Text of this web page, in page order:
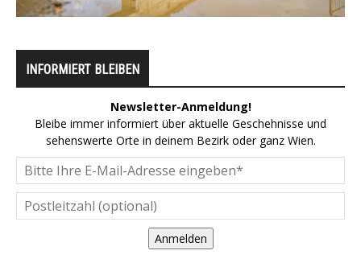
INFORMIERT BLEIBEN
Newsletter-Anmeldung!
Bleibe immer informiert über aktuelle Geschehnisse und
sehenswerte Orte in deinem Bezirk oder ganz Wien.
Anmelden